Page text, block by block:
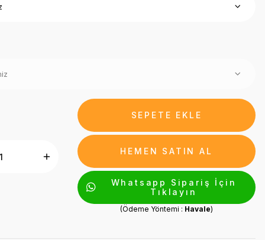
SEPETE EKLE
HEMEN SATIN AL
Whatsapp Sipariş İçin
Tıklayın
(Ödeme Yöntemi : Havale)